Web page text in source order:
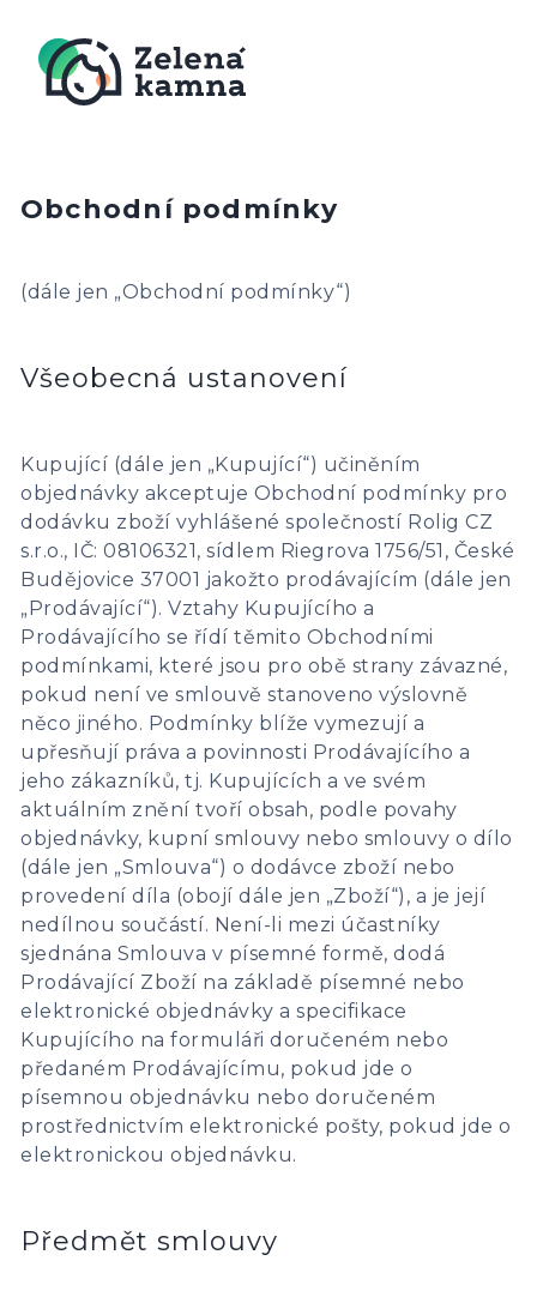
Obchodní podmínky
(dále jen „Obchodní podmínky“)
Všeobecná ustanovení
Kupující (dále jen „Kupující“) učiněním
objednávky akceptuje Obchodní podmínky pro
dodávku zboží vyhlášené společností Rolig CZ
s.r.o., IČ: 08106321, sídlem Riegrova 1756/51, České
Budějovice 37001 jakožto prodávajícím (dále jen
„Prodávající“). Vztahy Kupujícího a
Prodávajícího se řídí těmito Obchodními
podmínkami, které jsou pro obě strany závazné,
pokud není ve smlouvě stanoveno výslovně
něco jiného. Podmínky blíže vymezují a
upřesňují práva a povinnosti Prodávajícího a
jeho zákazníků, tj. Kupujících a ve svém
aktuálním znění tvoří obsah, podle povahy
objednávky, kupní smlouvy nebo smlouvy o dílo
(dále jen „Smlouva“) o dodávce zboží nebo
provedení díla (obojí dále jen „Zboží“), a je její
nedílnou součástí. Není-li mezi účastníky
sjednána Smlouva v písemné formě, dodá
Prodávající Zboží na základě písemné nebo
elektronické objednávky a specifikace
Kupujícího na formuláři doručeném nebo
předaném Prodávajícímu, pokud jde o
písemnou objednávku nebo doručeném
prostřednictvím elektronické pošty, pokud jde o
elektronickou objednávku.
Předmět smlouvy